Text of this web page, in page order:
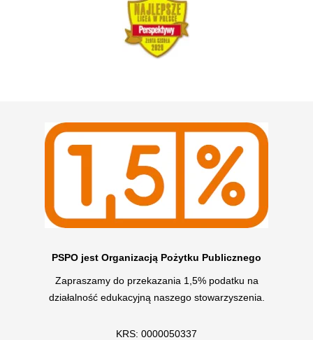
PSPO jest Organizacją Pożytku Publicznego
Zapraszamy do przekazania 1,5% podatku na
działalność edukacyjną naszego stowarzyszenia.
KRS: 0000050337